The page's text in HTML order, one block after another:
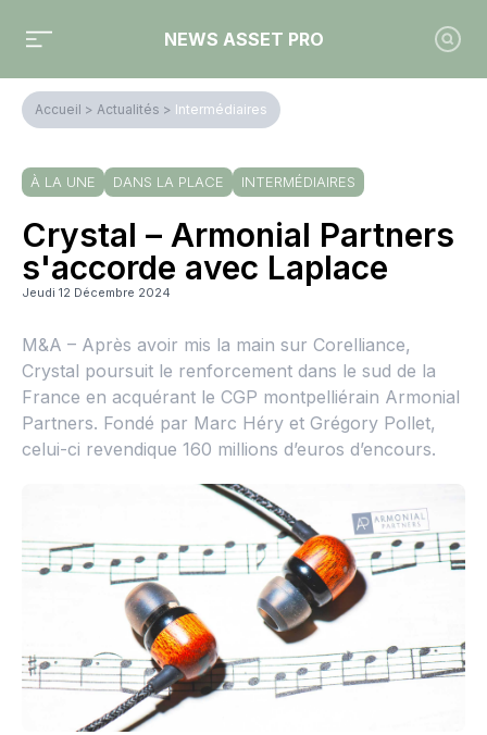
NEWS ASSET PRO
Accueil > Actualités > Intermédiaires
À LA UNE DANS LA PLACE INTERMÉDIAIRES
Crystal – Armonial Partners
s'accorde avec Laplace
Jeudi 12 Décembre 2024
M&A – Après avoir mis la main sur Corelliance,
Crystal poursuit le renforcement dans le sud de la
France en acquérant le CGP montpelliérain Armonial
Partners. Fondé par Marc Héry et Grégory Pollet,
celui-ci revendique 160 millions d’euros d’encours.